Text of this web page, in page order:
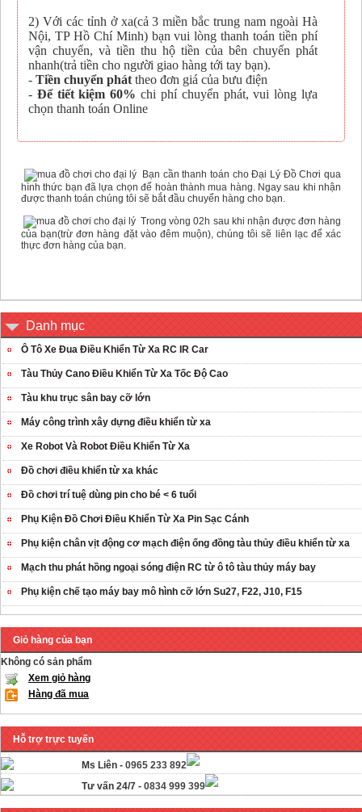
2) Với các tỉnh ở xa(cả 3 miền bắc trung nam ngoài Hà
Nội, TP Hồ Chí Minh) bạn vui lòng thanh toán tiền phí
vận chuyển, và tiền thu hộ tiền của bên chuyển phát
nhanh(trả tiền cho người giao hàng tới tay bạn).
- Tiền chuyển phát theo đơn giá của bưu điện
- Để tiết kiệm 60% chi phí chuyển phát, vui lòng lựa
chọn thanh toán Online
Bạn cần thanh toán cho Đại Lý Đồ Chơi qua
hình thức bạn đã lựa chọn để hoàn thành mua hàng. Ngay sau khi nhận
được thanh toán chúng tôi sẽ bắt đầu chuyển hàng cho bạn.
Trong vòng 02h sau khi nhận được đơn hàng
của bạn(trừ đơn hàng đặt vào đêm muộn), chúng tôi sẽ liên lạc để xác
thực đơn hàng của bạn.
Danh mục
Ô Tô Xe Đua Điều Khiển Từ Xa RC IR Car
Tàu Thủy Cano Điều Khiển Từ Xa Tốc Độ Cao
Tàu khu trục sân bay cỡ lớn
Máy công trình xây dựng điều khiển từ xa
Xe Robot Và Robot Điều Khiển Từ Xa
Đồ chơi điều khiển từ xa khác
Đồ chơi trí tuệ dùng pin cho bé < 6 tuổi
Phụ Kiện Đồ Chơi Điều Khiển Từ Xa Pin Sạc Cánh
Phụ kiện chân vịt động cơ mạch điện ống đồng tàu thủy điều khiển từ xa
Mạch thu phát hồng ngoại sóng điện RC từ ô tô tàu thủy máy bay
Phụ kiện chế tạo máy bay mô hình cỡ lớn Su27, F22, J10, F15
Giỏ hàng của bạn
Không có sản phẩm
Xem giỏ hàng
Hàng đã mua
Hỗ trợ trực tuyến
Ms Liên - 0965 233 892
Tư vấn 24/7 - 0834 999 399